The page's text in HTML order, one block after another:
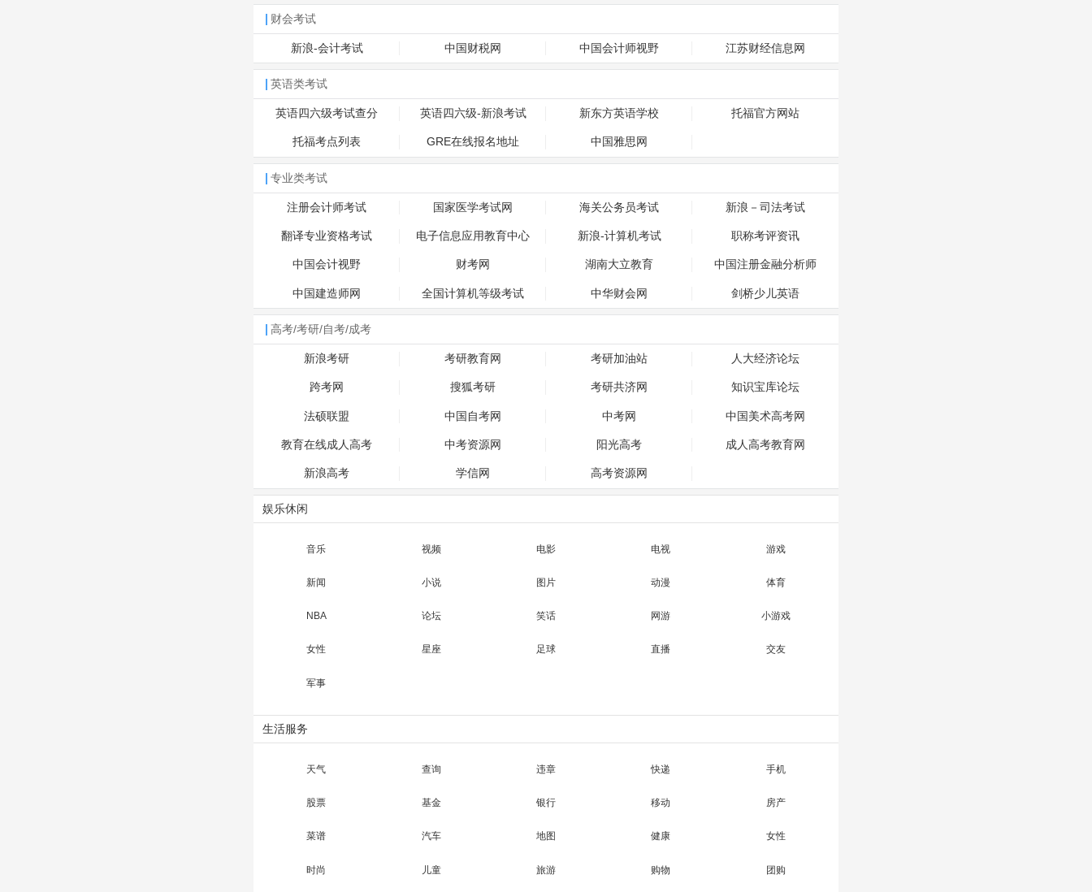
财会考试
新浪-会计考试 中国财税网 中国会计师视野 江苏财经信息网
英语类考试
英语四六级考试查分 英语四六级-新浪考试 新东方英语学校 托福官方网站
托福考点列表 GRE在线报名地址 中国雅思网
专业类考试
注册会计师考试 国家医学考试网 海关公务员考试 新浪－司法考试
翻译专业资格考试 电子信息应用教育中心 新浪-计算机考试 职称考评资讯
中国会计视野 财考网 湖南大立教育 中国注册金融分析师
中国建造师网 全国计算机等级考试 中华财会网 剑桥少儿英语
高考/考研/自考/成考
新浪考研 考研教育网 考研加油站 人大经济论坛
跨考网 搜狐考研 考研共济网 知识宝库论坛
法硕联盟 中国自考网 中考网 中国美术高考网
教育在线成人高考 中考资源网 阳光高考 成人高考教育网
新浪高考 学信网 高考资源网
娱乐休闲
音乐 视频 电影 电视 游戏
新闻 小说 图片 动漫 体育
NBA 论坛 笑话 网游 小游戏
女性 星座 足球 直播 交友
军事
生活服务
天气 查询 违章 快递 手机
股票 基金 银行 移动 房产
菜谱 汽车 地图 健康 女性
时尚 儿童 旅游 购物 团购